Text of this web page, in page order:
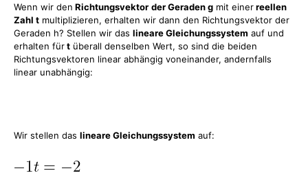
Wenn wir den Richtungsvektor der Geraden g mit einerreellen
Zahl t multiplizieren, erhalten wir dann den Richtungsvektor der
Geraden h? Stellen wir das lineare Gleichungssystem auf und
erhalten fürt überall denselben Wert, so sind die beiden
Richtungsvektoren linear abhängig voneinander, andernfalls
linear unabhängig:
Wir stellen das lineare Gleichungssystem auf: